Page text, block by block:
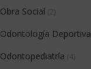
Obra Social
Odontología Deportiva
Odontopediatría